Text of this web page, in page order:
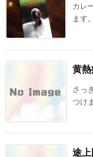
カレ
ます
黄
さっ
つけ
途